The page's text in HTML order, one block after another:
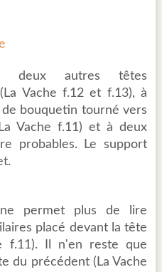
deux autres têtes
Vache f.12 et f.13), à
bouquetin tourné vers
Vache f.11) et à deux
probables. Le support
permet plus de lire
placé devant la tête
f.11). Il n'en reste que
du précédent (La Vache